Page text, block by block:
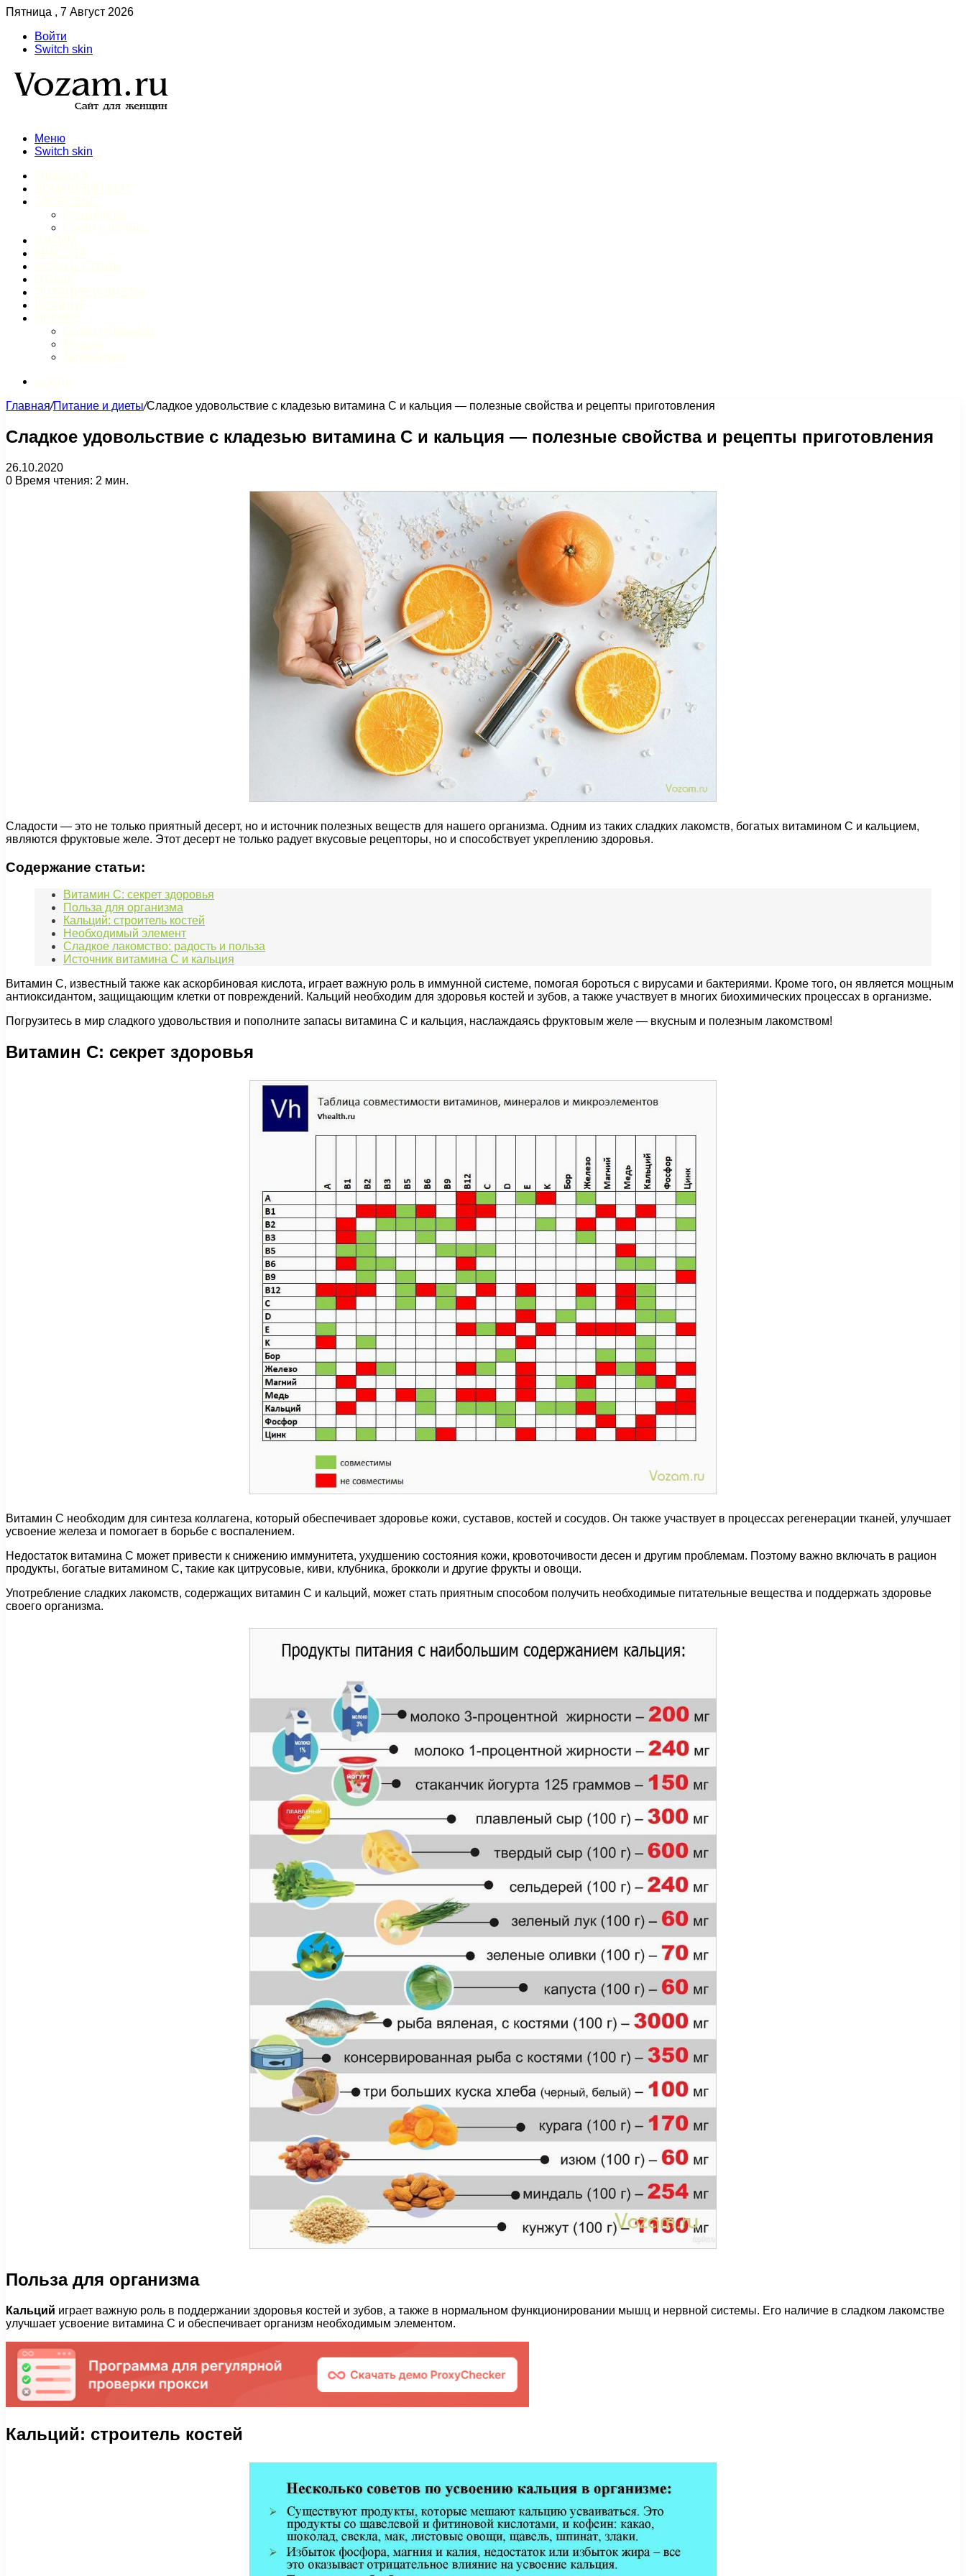
Пятница , 7 Август 2026
Войти
Switch skin
Меню
Switch skin
Главная/Питание и диеты/Сладкое удовольствие с кладезью витамина C и кальция — полезные свойства и рецепты приготовления
Сладкое удовольствие с кладезью витамина C и кальция — полезные свойства и рецепты приготовления
26.10.2020
0 Время чтения: 2 мин.
Сладости — это не только приятный десерт, но и источник полезных веществ для нашего организма. Одним из таких сладких лакомств, богатых витамином C и кальцием,
являются фруктовые желе. Этот десерт не только радует вкусовые рецепторы, но и способствует укреплению здоровья.
Содержание статьи:
Витамин C: секрет здоровья
Польза для организма
Кальций: строитель костей
Необходимый элемент
Сладкое лакомство: радость и польза
Источник витамина C и кальция
Витамин C, известный также как аскорбиновая кислота, играет важную роль в иммунной системе, помогая бороться с вирусами и бактериями. Кроме того, он является мощным
антиоксидантом, защищающим клетки от повреждений. Кальций необходим для здоровья костей и зубов, а также участвует в многих биохимических процессах в организме.
Погрузитесь в мир сладкого удовольствия и пополните запасы витамина C и кальция, наслаждаясь фруктовым желе — вкусным и полезным лакомством!
Витамин C: секрет здоровья
Витамин C необходим для синтеза коллагена, который обеспечивает здоровье кожи, суставов, костей и сосудов. Он также участвует в процессах регенерации тканей, улучшает
усвоение железа и помогает в борьбе с воспалением.
Недостаток витамина C может привести к снижению иммунитета, ухудшению состояния кожи, кровоточивости десен и другим проблемам. Поэтому важно включать в рацион
продукты, богатые витамином C, такие как цитрусовые, киви, клубника, брокколи и другие фрукты и овощи.
Употребление сладких лакомств, содержащих витамин C и кальций, может стать приятным способом получить необходимые питательные вещества и поддержать здоровье
своего организма.
Польза для организма
Кальций играет важную роль в поддержании здоровья костей и зубов, а также в нормальном функционировании мышц и нервной системы. Его наличие в сладком лакомстве
улучшает усвоение витамина С и обеспечивает организм необходимым элементом.
Кальций: строитель костей